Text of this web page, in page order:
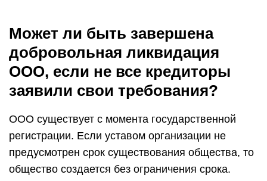
Может ли быть завершена
добровольная ликвидация
ООО, если не все кредиторы
заявили свои требования?
ООО существует с момента государственной
регистрации. Если уставом организации не
предусмотрен срок существования общества, то
общество создается без ограничения срока.